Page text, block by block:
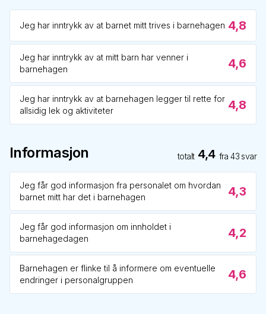
Jeg har inntrykk av at barnet mitt trives i barnehagen 4,8
Jeg har inntrykk av at mitt barn har venner i
barnehagen
4,6
Jeg har inntrykk av at barnehagen legger til rette for
allsidig lek og aktiviteter
4,8
Informasjon totalt 4,4 fra43 svar
Jeg får god informasjon fra personalet om hvordan
barnet mitt har det i barnehagen
4,3
Jeg får god informasjon om innholdet i
barnehagedagen
4,2
Barnehagen er flinke til å informere om eventuelle
endringer i personalgruppen
4,6